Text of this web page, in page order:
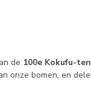
de 100e Kokufu-ten
onze bomen, en